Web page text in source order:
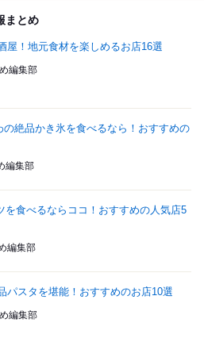
まとめ
屋！地元食材を楽しめるお店16選
編集部
の絶品かき氷を食べるなら！おすすめの
編集部
を食べるならココ！おすすめの人気店5
編集部
パスタを堪能！おすすめのお店10選
編集部